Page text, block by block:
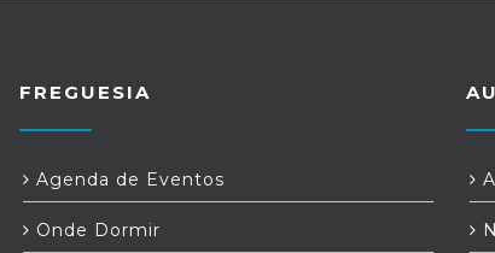
FREGUESIA
Agenda de Eventos
Onde Dormir